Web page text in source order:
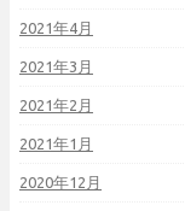
2021年4月
2021年3月
2021年2月
2021年1月
2020年12月